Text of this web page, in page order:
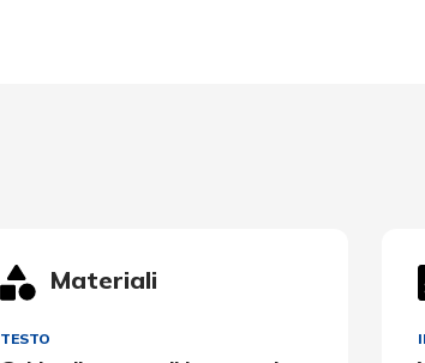
Materiali
TESTO